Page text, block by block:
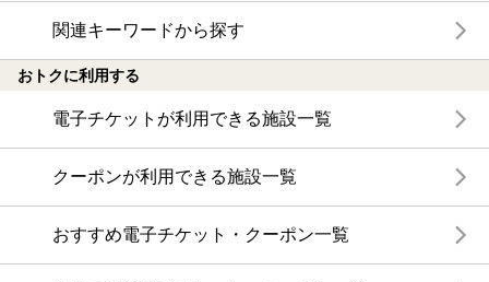
関連キーワードから探す
おトクに利用する
電子チケットが利用できる施設一覧
クーポンが利用できる施設一覧
おすすめ電子チケット・クーポン一覧